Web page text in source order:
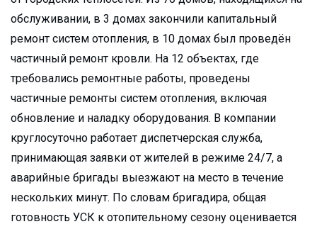
обслуживании, в 3 домах закончили капитальный
ремонт систем отопления, в 10 домах был проведён
частичный ремонт кровли. На 12 объектах, где
требовались ремонтные работы, проведены
частичные ремонты систем отопления, включая
обновление и наладку оборудования. В компании
круглосуточно работает диспетчерская служба,
принимающая заявки от жителей в режиме 24/7, а
аварийные бригады выезжают на место в течение
нескольких минут. По словам бригадира, общая
готовность УСК к отопительному сезону оценивается